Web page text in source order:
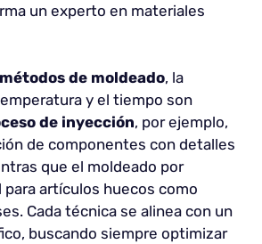
un experto en materiales
métodos de moldeado, la
y el tiempo son
de inyección, por ejemplo,
de componentes con detalles
que el moldeado por
para artículos huecos como
Cada técnica se alinea con un
buscando siempre optimizar